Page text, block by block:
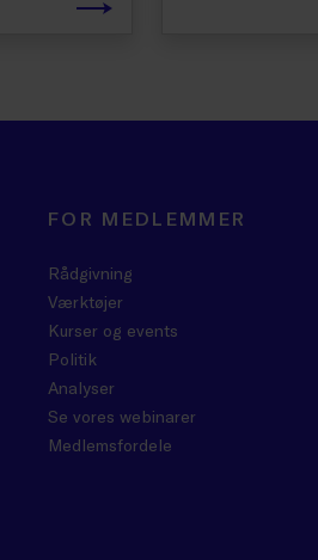
FOR MEDLEMMER
Rådgivning
Værktøjer
Kurser og events
Politik
Analyser
Se vores webinarer
Medlemsfordele